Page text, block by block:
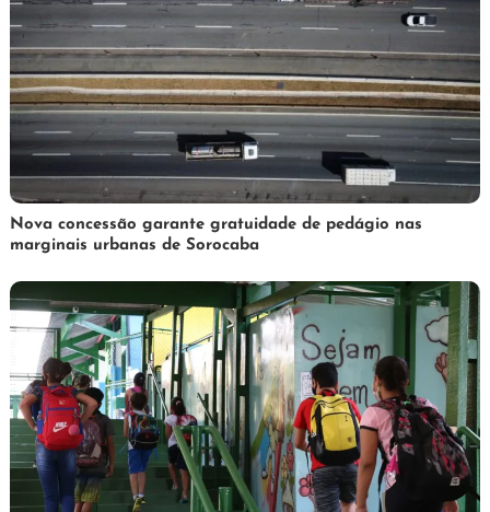
3
de
de
2025
Redação
Nova concessão garante gratuidade de pedágio nas
marginais urbanas de Sorocaba